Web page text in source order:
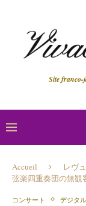
Site franco-
Accueil レヴ
弦楽四重奏団の無観
コンサート デジタ